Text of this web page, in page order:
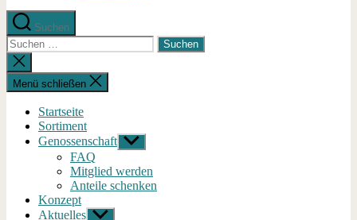
Suchen
Suche
nach:
Suche
schließen
Menü schließen
Startseite
Sortiment
Genossenschaft Untermenü
anzeigen
FAQ
Mitglied werden
Anteile schenken
Konzept
Aktuelles Untermenü